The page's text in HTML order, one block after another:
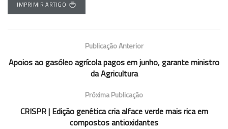
IMPRIMIR ARTIGO
Publicação Anterior
Apoios ao gasóleo agrícola pagos em junho, garante ministro
da Agricultura
Próxima Publicação
CRISPR | Edição genética cria alface verde mais rica em
compostos antioxidantes